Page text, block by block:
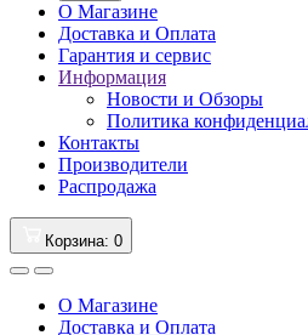
О Магазине
Доставка и Оплата
Гарантия и сервис
Информация
Новости и Обзоры
Политика
Контакты
Производители
Распродажа
Корзина: 0
О Магазине
Доставка и Оплата